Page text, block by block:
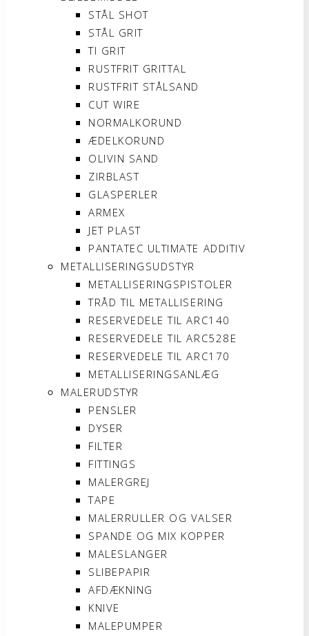
STÅL SHOT
STÅL GRIT
TI GRIT
RUSTFRIT GRITTAL
RUSTFRIT STÅLSAND
CUT WIRE
NORMALKORUND
ÆDELKORUND
OLIVIN SAND
ZIRBLAST
GLASPERLER
ARMEX
JET PLAST
PANTATEC ULTIMATE ADDITIV
METALLISERINGSUDSTYR
METALLISERINGSPISTOLER
TRÅD TIL METALLISERING
RESERVEDELE TIL ARC140
RESERVEDELE TIL ARC528E
RESERVEDELE TIL ARC170
METALLISERINGSANLÆG
MALERUDSTYR
PENSLER
DYSER
FILTER
FITTINGS
MALERGREJ
TAPE
MALERRULLER OG VALSER
SPANDE OG MIX KOPPER
MALESLANGER
SLIBEPAPIR
AFDÆKNING
KNIVE
MALEPUMPER